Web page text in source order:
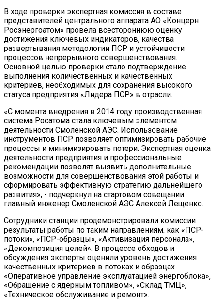
В ходе проверки экспертная комиссия в составе
представителей центрального аппарата АО «Концерн
Росэнергоатом» провела всестороннюю оценку
достижения ключевых индикаторов, качества
развертывания методологии ПСР и устойчивости
процессов непрерывного совершенствования.
Основной целью проверки стало подтверждение
выполнения количественных и качественных
критериев, необходимых для сохранения высокого
статуса предприятия «Лидера ПСР» в отрасли.
«С момента внедрения в 2014 году производственная
система Росатома стала ключевым элементом
деятельности Смоленской АЭС. Использование
инструментов ПСР позволяет оптимизировать рабочие
процессы и минимизировать потери. Экспертная оценка
деятельности предприятия и профессиональные
рекомендации позволят выявить дополнительные
возможности для совершенствования этой работы и
сформировать эффективную стратегию дальнейшего
развития», - подчеркнул на стартовом совещании
главный инженер Смоленской АЭС Алексей Лещенко.
Сотрудники станции продемонстрировали комиссии
результаты работы по таким направлениям, как «ПСР-
потоки», «ПСР-образцы», «Активизация персонала»,
«Декомпозиция целей». В процессе обходов и
обсуждения эксперты оценили уровень достижения
качественных критериев в потоках и образцах
«Оперативное управление эксплуатацией энергоблока»,
«Обращение с ядерным топливом», «Склад ТМЦ»,
«Техническое обслуживание и ремонт».